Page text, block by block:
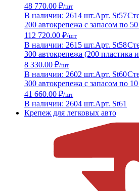
48 770.00 ₽/шт
В наличии: 2614 шт.Арт. St57
200 автокрепежа с запасом по
112 720.00 ₽/шт
В наличии: 2615 шт.Арт. St58
300 автокрепежа (200 пластика
8 330.00 ₽/шт
В наличии: 2602 шт.Арт. St60
300 автокрепежа с запасом по
41 660.00 ₽/шт
В наличии: 2604 шт.Арт. St61
Крепеж для легковых авто